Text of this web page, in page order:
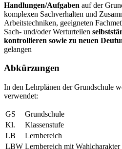
Handlungen/Aufgaben auf der
komplexen Sachverhalten und
Arbeitstechniken, geeigneten
Sach- und/oder Werturteilen
kontrollieren sowie zu neuen
gelangen
Abkürzungen
In den Lehrplänen der Grundschule
verwendet:
GS
Grundschule
Kl.
Klassenstufe
LB
Lernbereich
LBW Lernbereich mit Wahlcharakter